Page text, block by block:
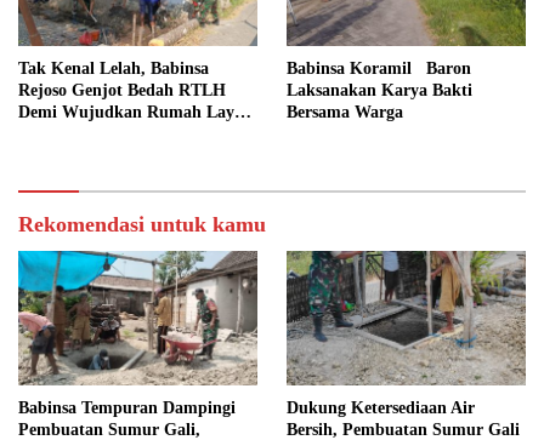
Tak Kenal Lelah, Babinsa
Rejoso Genjot Bedah RTLH
Demi Wujudkan Rumah Layak
Babinsa Koramil Baron
Laksanakan Karya Bakti
Bersama Warga
Rekomendasi untuk kamu
Babinsa Tempuran Dampingi
Pembuatan Sumur Gali,
Dukung Ketersediaan Air
Bersih, Pembuatan Sumur Gali